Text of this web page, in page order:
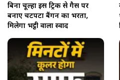
बिना चूल्हा इस ट्रिक से गैस पर
बनाएं चटपटा बैंगन का भरता,
मिलेगा भट्ठी वाला स्वाद